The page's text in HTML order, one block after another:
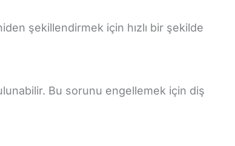
şekillendirmek için hızlı bir şekilde
Bu sorunu engellemek için diş